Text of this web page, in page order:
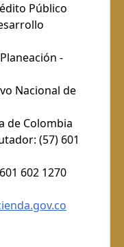
Público
-
Nacional de
de Colombia
(57) 601
602 1270